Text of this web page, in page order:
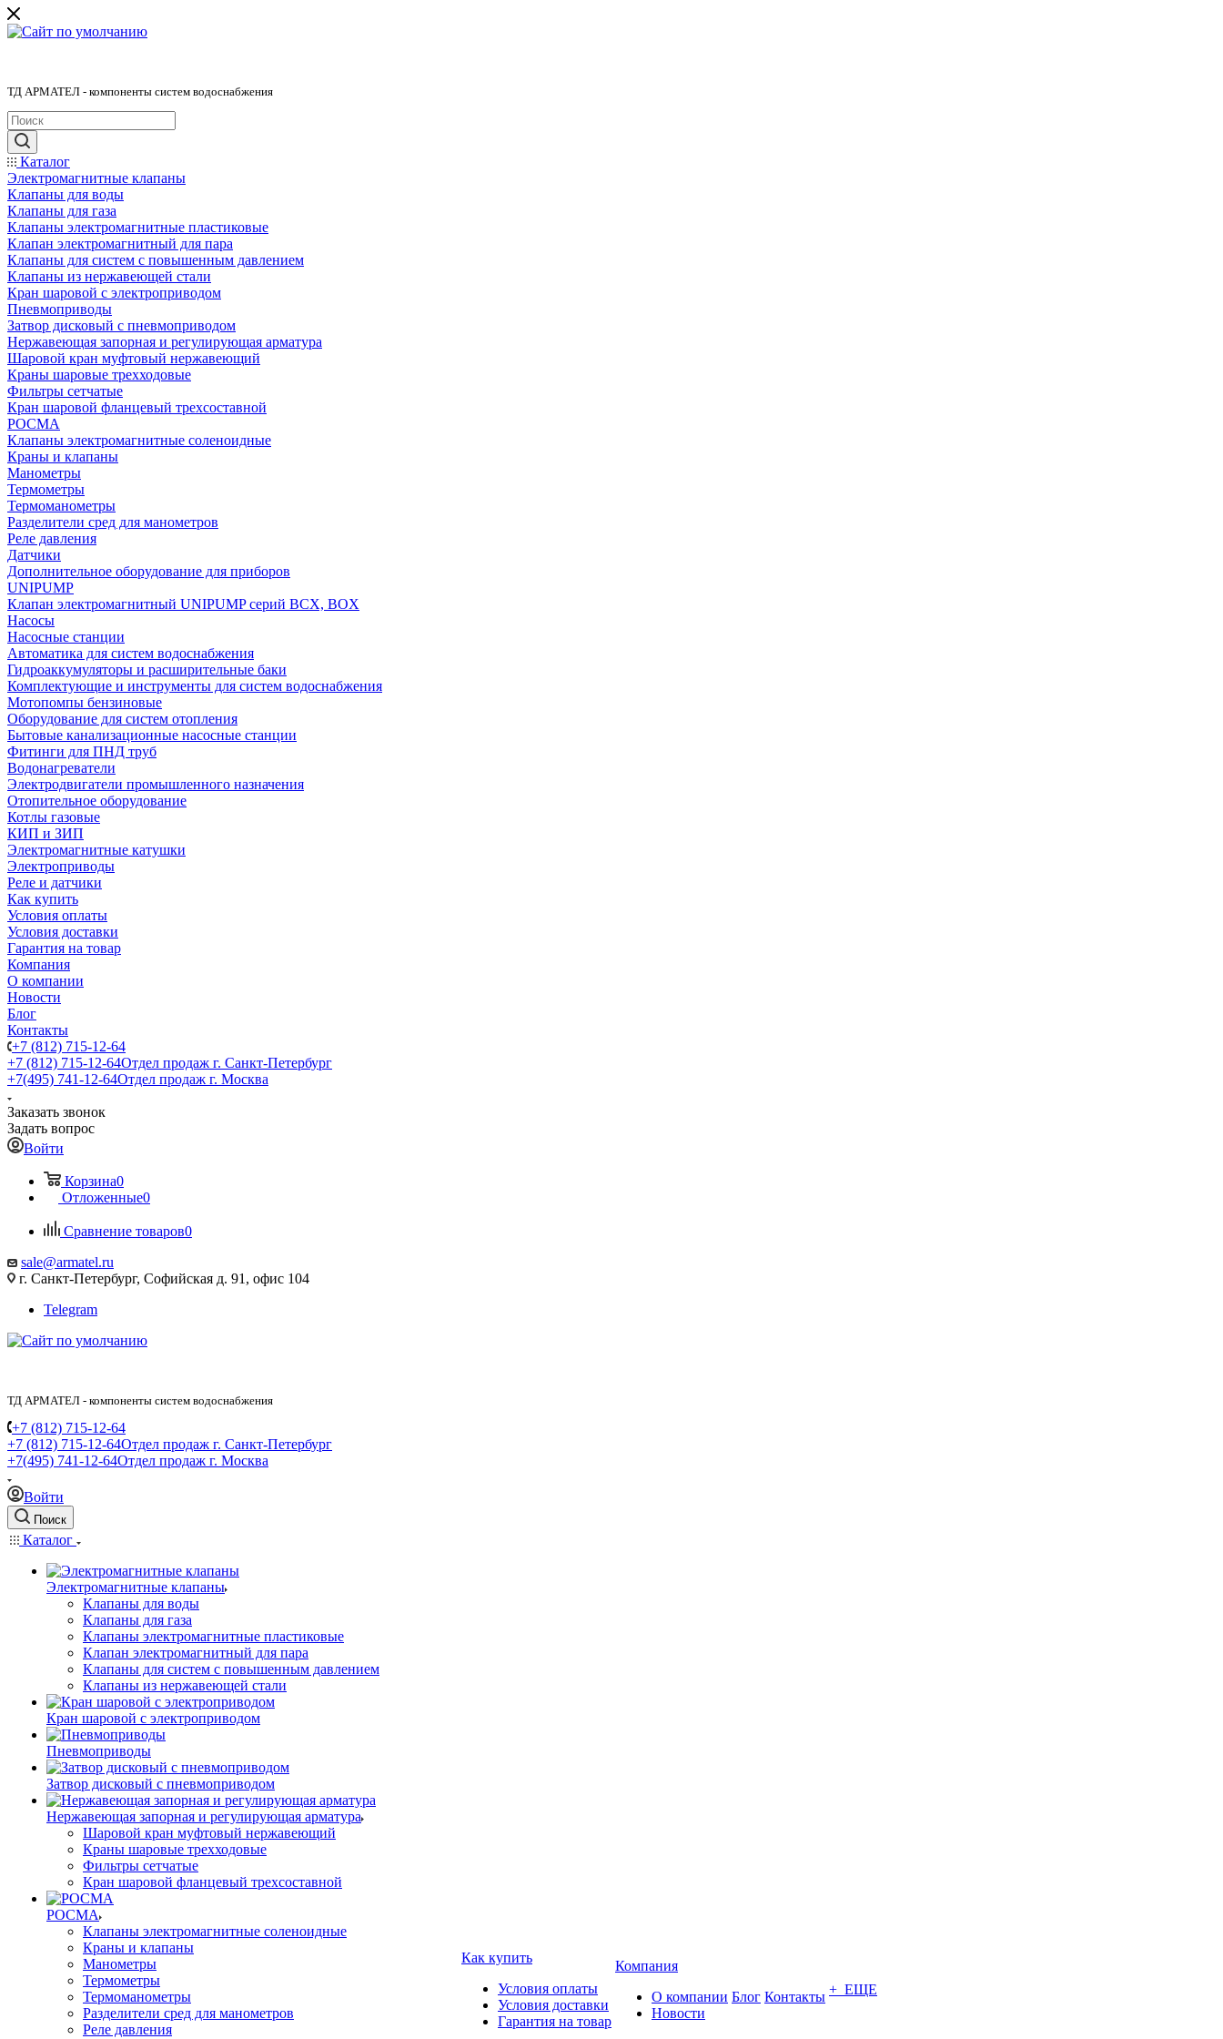
ТД АРМАТЕЛ - компоненты систем водоснабжения
Каталог
Электромагнитные клапаны
Клапаны для воды
Клапаны для газа
Клапаны электромагнитные пластиковые
Клапан электромагнитный для пара
Клапаны для систем с повышенным давлением
Клапаны из нержавеющей стали
Кран шаровой с электроприводом
Пневмоприводы
Затвор дисковый с пневмоприводом
Нержавеющая запорная и регулирующая арматура
Шаровой кран муфтовый нержавеющий
Краны шаровые трехходовые
Фильтры сетчатые
Кран шаровой фланцевый трехсоставной
РОСМА
Клапаны электромагнитные соленоидные
Краны и клапаны
Манометры
Термометры
Термоманометры
Разделители сред для манометров
Реле давления
Датчики
Дополнительное оборудование для приборов
UNIPUMP
Клапан электромагнитный UNIPUMP серий BCX, BOX
Насосы
Насосные станции
Автоматика для систем водоснабжения
Гидроаккумуляторы и расширительные баки
Комплектующие и инструменты для систем водоснабжения
Мотопомпы бензиновые
Оборудование для систем отопления
Бытовые канализационные насосные станции
Фитинги для ПНД труб
Водонагреватели
Электродвигатели промышленного назначения
Отопительное оборудование
Котлы газовые
КИП и ЗИП
Электромагнитные катушки
Электроприводы
Реле и датчики
Как купить
Условия оплаты
Условия доставки
Гарантия на товар
Компания
О компании
Новости
Блог
Контакты
+7 (812) 715-12-64
+7 (812) 715-12-64Отдел продаж г. Санкт-Петербург
+7(495) 741-12-64Отдел продаж г. Москва
Заказать звонок
Задать вопрос
Войти
Корзина0
Отложенные0
Сравнение товаров0
sale@armatel.ru
г. Санкт-Петербург, Софийская д. 91, офис 104
Telegram
ТД АРМАТЕЛ - компоненты систем водоснабжения
+7 (812) 715-12-64
+7 (812) 715-12-64Отдел продаж г. Санкт-Петербург
+7(495) 741-12-64Отдел продаж г. Москва
Войти
Поиск
Каталог
Электромагнитные клапаны
Клапаны для воды
Клапаны для газа
Клапаны электромагнитные пластиковые
Клапан электромагнитный для пара
Клапаны для систем с повышенным давлением
Клапаны из нержавеющей стали
Кран шаровой с электроприводом
Пневмоприводы
Затвор дисковый с пневмоприводом
Нержавеющая запорная и регулирующая арматура
Шаровой кран муфтовый нержавеющий
Краны шаровые трехходовые
Фильтры сетчатые
Кран шаровой фланцевый трехсоставной
РОСМА
Клапаны электромагнитные соленоидные
Краны и клапаны
Манометры
Термометры
Термоманометры
Разделители сред для манометров
Реле давления
Как купить
Условия оплаты
Условия доставки
Гарантия на товар
Компания
О компании
Новости
Блог Контакты + ЕЩЕ